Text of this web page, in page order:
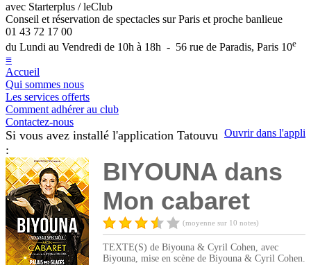
avec Starterplus / leClub
Conseil et réservation de spectacles sur Paris et proche banlieue
01 43 72 17 00
du Lundi au Vendredi de 10h à 18h - 56 rue de Paradis, Paris 10e
≡
Accueil
Qui sommes nous
Les services offerts
Comment adhérer au club
Contactez-nous
Ouvrir dans l'appli
Si vous avez installé l'application Tatouvu
:
BIYOUNA dans
Mon cabaret
(moyenne sur 10 notes)
TEXTE(S) de Biyouna & Cyril Cohen, avec
Biyouna, mise en scène de Biyouna & Cyril Cohen.